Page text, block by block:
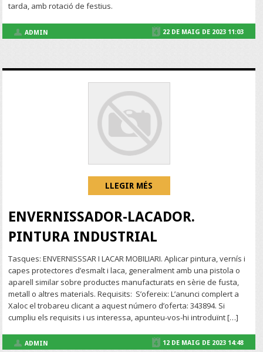
tarda, amb rotació de festius.
ADMIN 22 DE MAIG DE 2023 11:03
LLEGIR MÉS
ENVERNISSADOR-LACADOR.
PINTURA INDUSTRIAL
Tasques: ENVERNISSSAR I LACAR MOBILIARI. Aplicar pintura, vernís i
capes protectores d’esmalt i laca, generalment amb una pistola o
aparell similar sobre productes manufacturats en sèrie de fusta,
metall o altres materials. Requisits: S’ofereix: L’anunci complert a
Xaloc el trobareu clicant a aquest número d’oferta: 343894. Si
cumpliu els requisits i us interessa, apunteu-vos-hi introduïnt […]
ADMIN 12 DE MAIG DE 2023 14:48